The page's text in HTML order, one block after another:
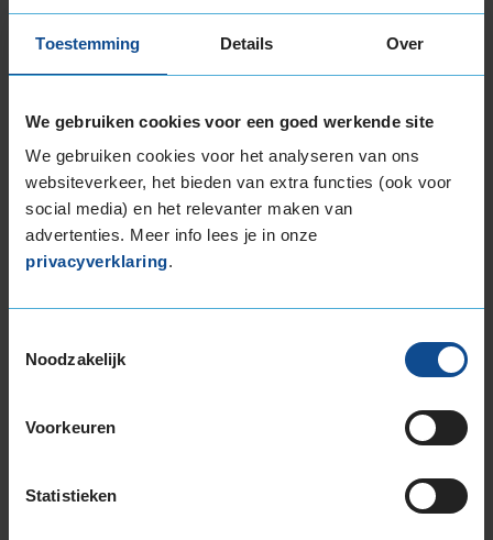
Toestemming Details Over
We gebruiken cookies voor een goed werkende site
We gebruiken cookies voor het analyseren van ons
websiteverkeer, het bieden van extra functies (ook voor
social media) en het relevanter maken van
advertenties. Meer info lees je in onze
privacyverklaring.
Noodzakelijk
Voorkeuren
Statistieken
225/40R18 92Y EXTRALOAD
225/40R18 92Y EXTRALOAD
225/40R18 92Y EXTRALOAD
225/45R18 91Y EXTRALOAD
225/45R18 95Y EXTRALOAD
225/45R18 95Y EXTRALOAD
235/40R18 95Y EXTRALOAD
235/40R18 95Y EXTRALOAD
245/40R18 97Y EXTRALOAD
255/35R18 94Y EXTRALOAD
275/40R18 103Y EXTRALOAD
225/35R19 88Y EXTRALOAD